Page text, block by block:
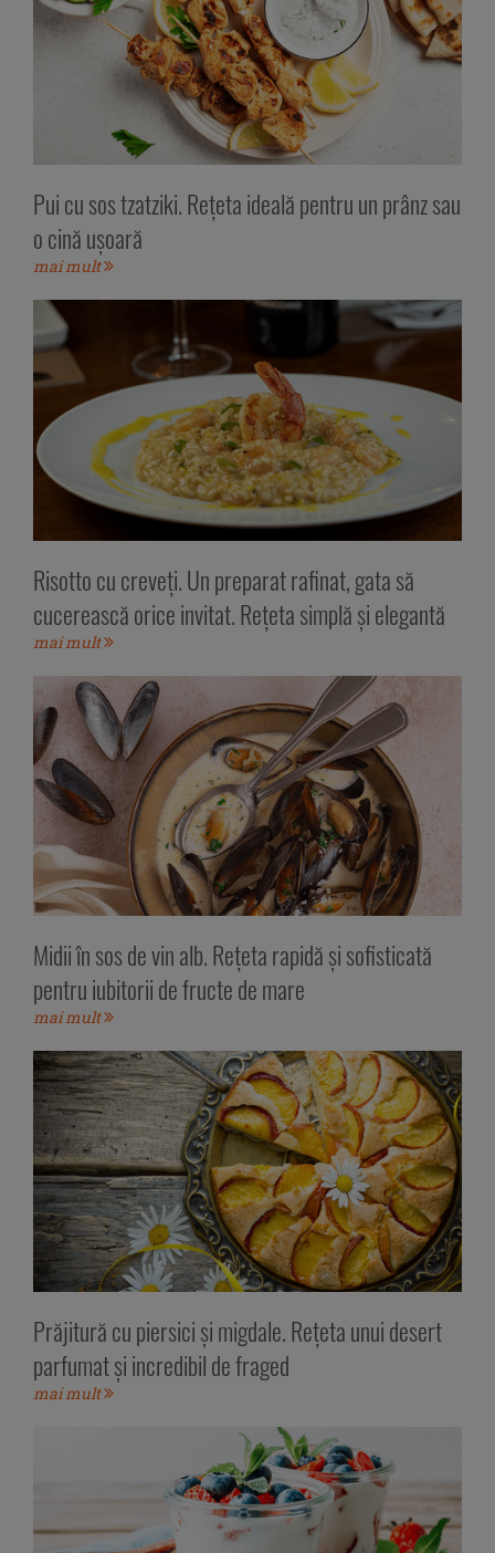
Pui cu sos tzatziki. Rețeta ideală pentru un prânz sau
o cină ușoară
mai mult
Risotto cu creveți. Un preparat rafinat, gata să
cucerească orice invitat. Rețeta simplă și elegantă
mai mult
Midii în sos de vin alb. Rețeta rapidă și sofisticată
pentru iubitorii de fructe de mare
mai mult
Prăjitură cu piersici și migdale. Rețeta unui desert
parfumat și incredibil de fraged
mai mult